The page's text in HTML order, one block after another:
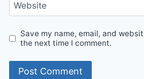
Website
Save my name, email, and
the next time I comment.